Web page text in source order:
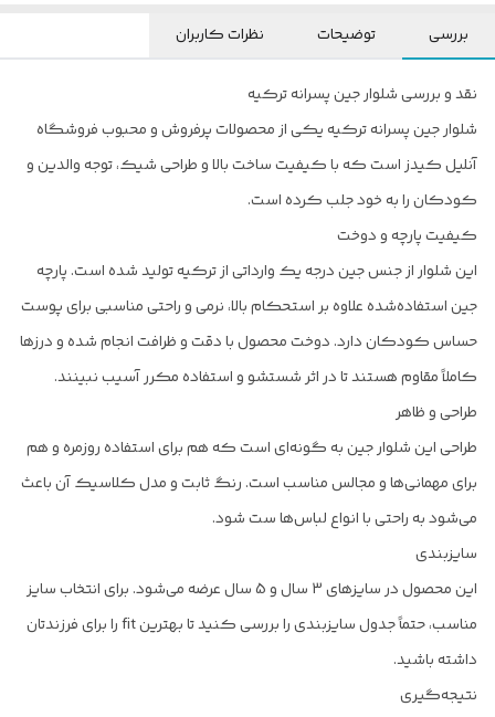
بررسی توضیحات نظرات کاربران
نقد و بررسی شلوار جین پسرانه ترکیه
شلوار جین پسرانه ترکیه یکی از محصولات پرفروش و محبوب فروشگاه
آنلیل کیدز است که با کیفیت ساخت بالا و طراحی شیک، توجه والدین و
کودکان را به خود جلب کرده است.
کیفیت پارچه و دوخت
این شلوار از جنس جین درجه یک وارداتی از ترکیه تولید شده است. پارچه
جین استفاده‌شده علاوه بر استحکام بالا، نرمی و راحتی مناسبی برای پوست
حساس کودکان دارد. دوخت محصول با دقت و ظرافت انجام شده و درزها
کاملاً مقاوم هستند تا در اثر شستشو و استفاده مکرر آسیب نبینند.
طراحی و ظاهر
طراحی این شلوار جین به گونه‌ای است که هم برای استفاده روزمره و هم
برای مهمانی‌ها و مجالس مناسب است. رنگ ثابت و مدل کلاسیک آن باعث
می‌شود به راحتی با انواع لباس‌ها ست شود.
سایزبندی
این محصول در سایزهای 3 سال و 5 سال عرضه می‌شود. برای انتخاب سایز
مناسب، حتماً جدول سایزبندی را بررسی کنید تا بهترین fit را برای فرزندتان
داشته باشید.
نتیجه‌گیری